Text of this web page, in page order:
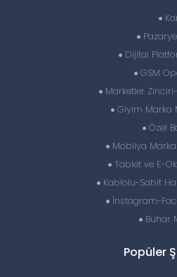
Dijital
GSM
Marketler
Giyim Marka
Özel
Mobilya
Tablet ve E-
Kablolu-Sabit
İnstagram-
Buhar
Popüler